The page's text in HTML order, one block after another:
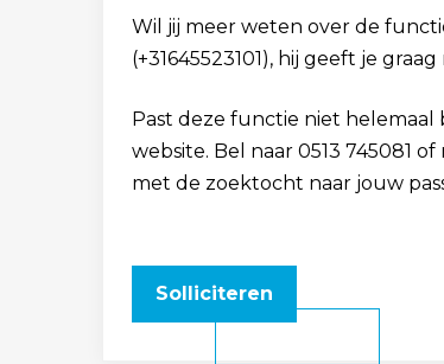
Wil jij meer weten over de
(+31645523101), hij geeft je
Past deze functie niet helemaal
website. Bel naar 0513 745081
met de zoektocht naar jouw
Solliciteren